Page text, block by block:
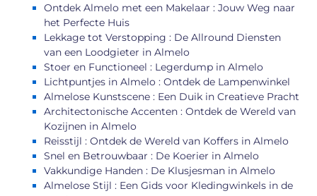
Ontdek Almelo met een Makelaar : Jouw Weg naar
het Perfecte Huis
Lekkage tot Verstopping : De Allround Diensten
van een Loodgieter in Almelo
Stoer en Functioneel : Legerdump in Almelo
Lichtpuntjes in Almelo : Ontdek de Lampenwinkel
Almelose Kunstscene : Een Duik in Creatieve Pracht
Architectonische Accenten : Ontdek de Wereld van
Kozijnen in Almelo
Reisstijl : Ontdek de Wereld van Koffers in Almelo
Snel en Betrouwbaar : De Koerier in Almelo
Vakkundige Handen : De Klusjesman in Almelo
Almelose Stijl : Een Gids voor Kledingwinkels in de